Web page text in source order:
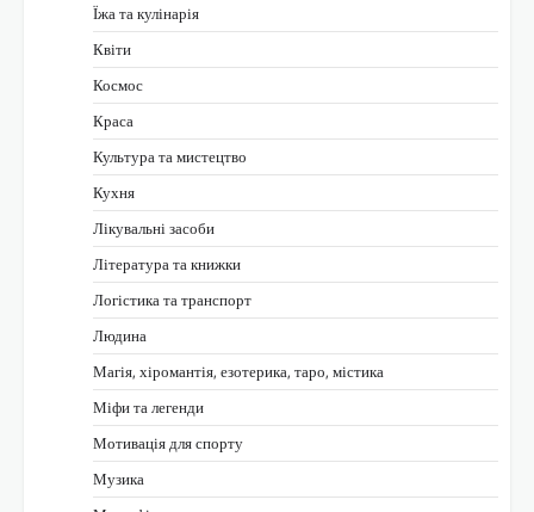
Їжа та кулінарія
Квіти
Космос
Краса
Культура та мистецтво
Кухня
Лікувальні засоби
Література та книжки
Логістика та транспорт
Людина
Магія, хіромантія, езотерика, таро, містика
Міфи та легенди
Мотивація для спорту
Музика